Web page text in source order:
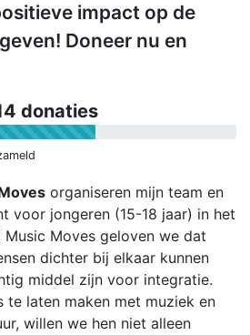
impact op de
Doneer nu en
donaties
organiseren mijn team en
voor jongeren (15-18 jaar) in het
Music Moves geloven we dat
dichter bij elkaar kunnen
middel zijn voor integratie.
te laten maken met muziek en
willen we hen niet alleen